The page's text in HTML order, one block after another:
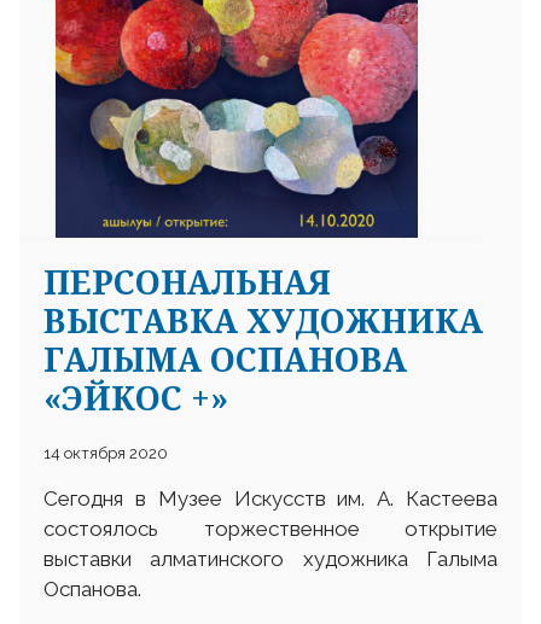
ПЕРСОНАЛЬНАЯ
ВЫСТАВКА ХУДОЖНИКА
ГАЛЫМА ОСПАНОВА
«ЭЙКОС +»
14 октября 2020
Сегодня в Музее Искусств им. А. Кастеева
состоялось торжественное открытие
выставки алматинского художника Галыма
Оспанова.